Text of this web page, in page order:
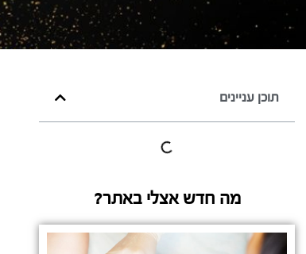
תוכן עניינים
מה חדש אצלי באתר?